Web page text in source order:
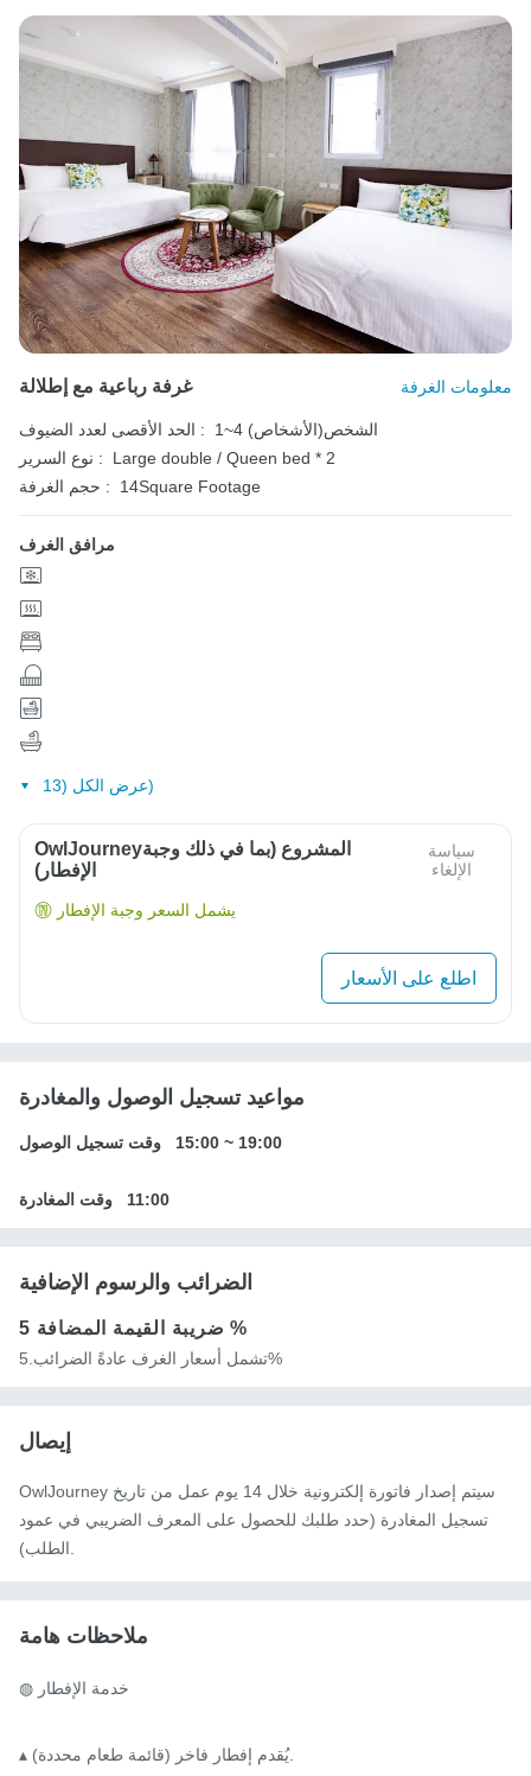
غرفة رباعية مع إطلالة معلومات الغرفة
الحد الأقصى لعدد الضيوف :
1~4 الشخص(الأشخاص)
نوع السرير :
Large double / Queen bed * 2
حجم الغرفة :
14Square Footage
مرافق الغرف
عرض الكل (13)
OwlJourneyالمشروع (بما في ذلك وجبة
الإفطار)
سياسة
الإلغاء
يشمل السعر وجبة الإفطار
اطلع على الأسعار
مواعيد تسجيل الوصول والمغادرة
وقت تسجيل الوصول 15:00 ~ 19:00
وقت المغادرة 11:00
الضرائب والرسوم الإضافية
ضريبة القيمة المضافة 5 %
تشمل أسعار الغرف عادةً الضرائب.5%
إيصال
OwlJourney سيتم إصدار فاتورة إلكترونية خلال 14 يوم عمل من تاريخ
تسجيل المغادرة (حدد طلبك للحصول على المعرف الضريبي في عمود
ملاحظات هامة
◍ خدمة الإفطار
▴ يُقدم إفطار فاخر (قائمة طعام محددة).